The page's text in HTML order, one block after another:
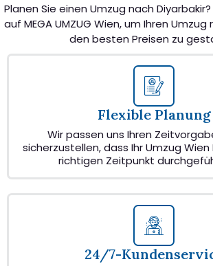
Planen Sie einen Umzug nach
auf MEGA UMZUG Wien, um Ihren
den besten Preisen zu
Flexible Planung
Wir passen uns Ihren
sicherzustellen, dass Ihr Umzug Wien
richtigen Zeitpunkt
24/7-